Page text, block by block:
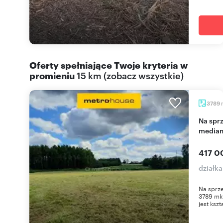
Oferty spełniające Twoje kryteria w
promieniu15 km (zobacz wszystkie)
3789
Na sprzedaż działka 3789 m² w Węgrowie z
417
Na
3789
jest